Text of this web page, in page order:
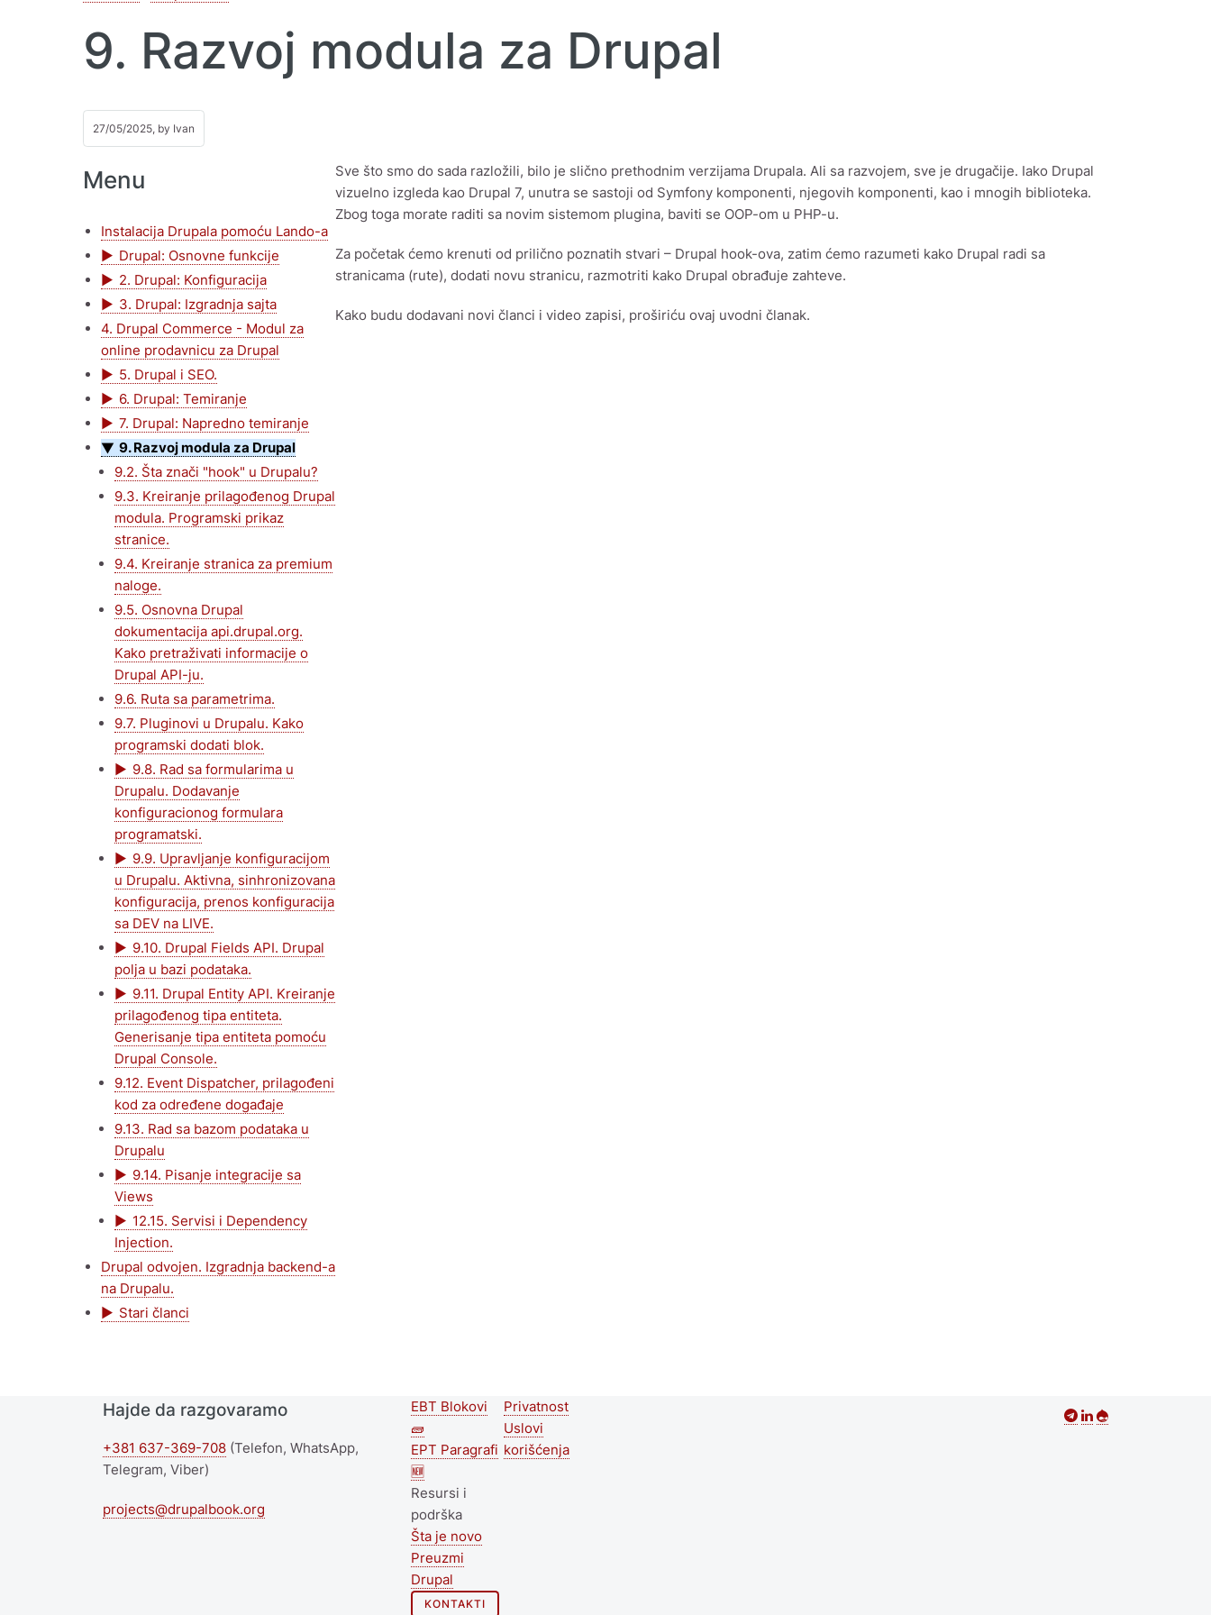
9. Razvoj modula za Drupal
27/05/2025, by Ivan
Menu
Instalacija Drupala pomoću Lando-a
Drupal: Osnovne funkcije
2. Drupal: Konfiguracija
3. Drupal: Izgradnja sajta
4. Drupal Commerce - Modul za
online prodavnicu za Drupal
5. Drupal i SEO.
6. Drupal: Temiranje
7. Drupal: Napredno temiranje
9. Razvoj modula za Drupal
9.2. Šta znači "hook" u Drupalu?
9.3. Kreiranje prilagođenog Drupal
modula. Programski prikaz
stranice.
9.4. Kreiranje stranica za premium
naloge.
9.5. Osnovna Drupal
dokumentacija api.drupal.org.
Kako pretraživati informacije o
Drupal API-ju.
9.6. Ruta sa parametrima.
9.7. Pluginovi u Drupalu. Kako
programski dodati blok.
9.8. Rad sa formularima u
Drupalu. Dodavanje
konfiguracionog formulara
programatski.
9.9. Upravljanje konfiguracijom
u Drupalu. Aktivna, sinhronizovana
konfiguracija, prenos konfiguracija
sa DEV na LIVE.
9.10. Drupal Fields API. Drupal
polja u bazi podataka.
9.11. Drupal Entity API. Kreiranje
prilagođenog tipa entiteta.
Generisanje tipa entiteta pomoću
Drupal Console.
9.12. Event Dispatcher, prilagođeni
kod za određene događaje
9.13. Rad sa bazom podataka u
Drupalu
9.14. Pisanje integracije sa
Views
12.15. Servisi i Dependency
Injection.
Drupal odvojen. Izgradnja backend-a
na Drupalu.
Stari članci
Sve što smo do sada razložili, bilo je slično prethodnim verzijama Drupala. Ali sa razvojem, sve je drugačije. Iako Drupal
vizuelno izgleda kao Drupal 7, unutra se sastoji od Symfony komponenti, njegovih komponenti, kao i mnogih biblioteka.
Zbog toga morate raditi sa novim sistemom plugina, baviti se OOP-om u PHP-u.
Za početak ćemo krenuti od prilično poznatih stvari – Drupal hook-ova, zatim ćemo razumeti kako Drupal radi sa
stranicama (rute), dodati novu stranicu, razmotriti kako Drupal obrađuje zahteve.
Kako budu dodavani novi članci i video zapisi, proširiću ovaj uvodni članak.
Hajde da razgovaramo
+381 637-369-708 (Telefon, WhatsApp,
Telegram, Viber)
projects@drupalbook.org
Second
footer
menu
EBT Blokovi
🧱
EPT Paragrafi
🆕
Resursi i
podrška
Šta je novo
Preuzmi
Drupal
KONTAKTI
Footer menu
Privatnost
Uslovi
korišćenja